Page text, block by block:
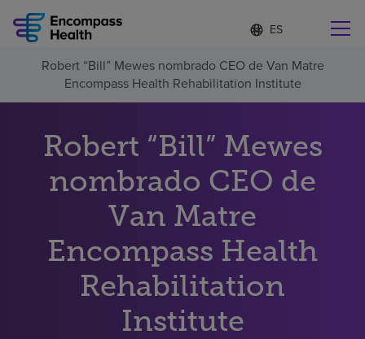
Lista
de
idiomas
contraída
d
o
m
a
e
c
c
i
o
a
o
Encuentre una localidad cerca de usted
Por qué debe elegirnos
Servicios de rehabilitación
Pacientes y cuidadores
Recursos de salud
Robert “Bill” Mewes nombrado CEO de Van Matre
Encompass Health Rehabilitation Institute
Robert “Bill” Mewes
nombrado CEO de
Van Matre
Encompass Health
Rehabilitation
Institute